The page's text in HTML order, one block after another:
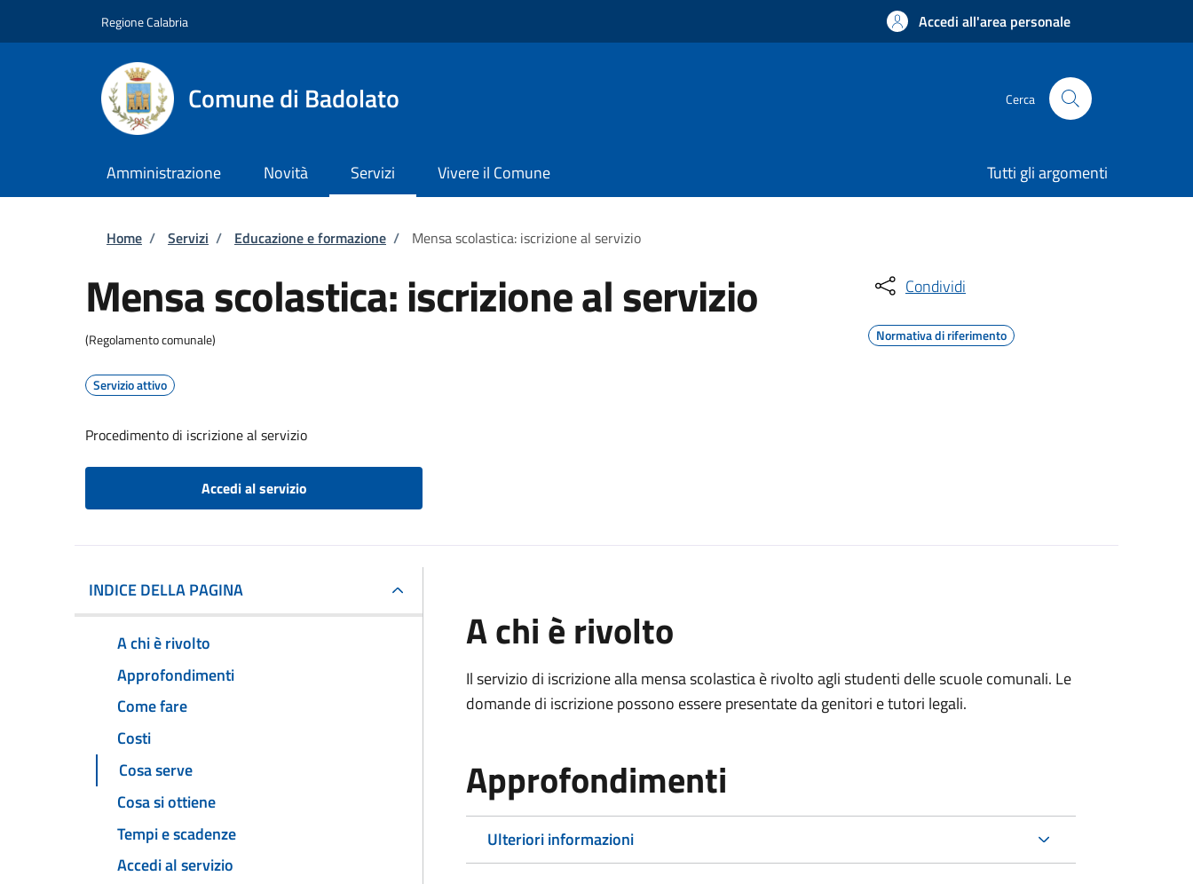
Regione Calabria Accedi all'area personale
Comune di Badolato Cerca
Amministrazione Novità Servizi Vivere il Comune Tutti gli argomenti
Briciole di pane
Home / Servizi / Educazione e formazione / Mensa scolastica: iscrizione al servizio
Mensa scolastica: iscrizione al servizio
(Regolamento comunale)
Servizio attivo
Procedimento di iscrizione al servizio
Accedi al servizio
Condividi
Normativa di riferimento
INDICE DELLA PAGINA
A chi è rivolto
Approfondimenti
Come fare
Costi
Cosa serve
Cosa si ottiene
Tempi e scadenze
Accedi al servizio
A chi è rivolto
Il servizio di iscrizione alla mensa scolastica è rivolto agli studenti delle scuole comunali. Le
domande di iscrizione possono essere presentate da genitori e tutori legali.
Approfondimenti
Ulteriori informazioni